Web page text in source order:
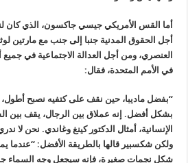
أما القس الأمريكي جيسي جاكسون، الذي كان
أجل الحقوق المدنية جنبا إلى جنب مع مارتين
العنصري، ومن أجل العدالة الاجتماعية في
في الأمم المتحدة، فقال:
“بفضل ماديبا، حين نقف على كتفيه نصبح
بشكل أفضل. إنه عملاق بين الرجال، يقف بين
الإنسانية، أمثال الدكتور كينغ وغاندي. نحن لا
ولكن شكسبير قالها بالطريقة الأفضل: “عندما
شكل نجمات صغيرة، فإنه سيجعل وجه السماء